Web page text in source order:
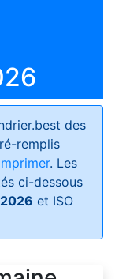
des
remplis
. Les
ci-dessous
et ISO